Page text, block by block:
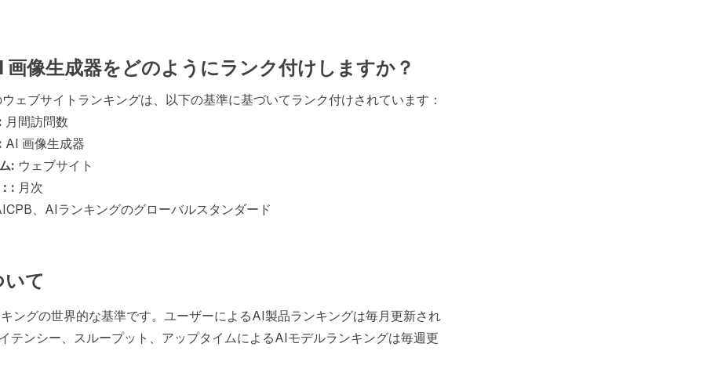
画像生成器をどのようにランク付けしますか？
ェブサイトランキングは、以下の基準に基づいてランク付けされています：
月間訪問数
AI 画像生成器
: ウェブサイト
: 月次
、AIランキングのグローバルスタンダード
いて
ングの世界的な基準です。ユーザーによるAI製品ランキングは毎月更新され
テンシー、スループット、アップタイムによるAIモデルランキングは毎週更